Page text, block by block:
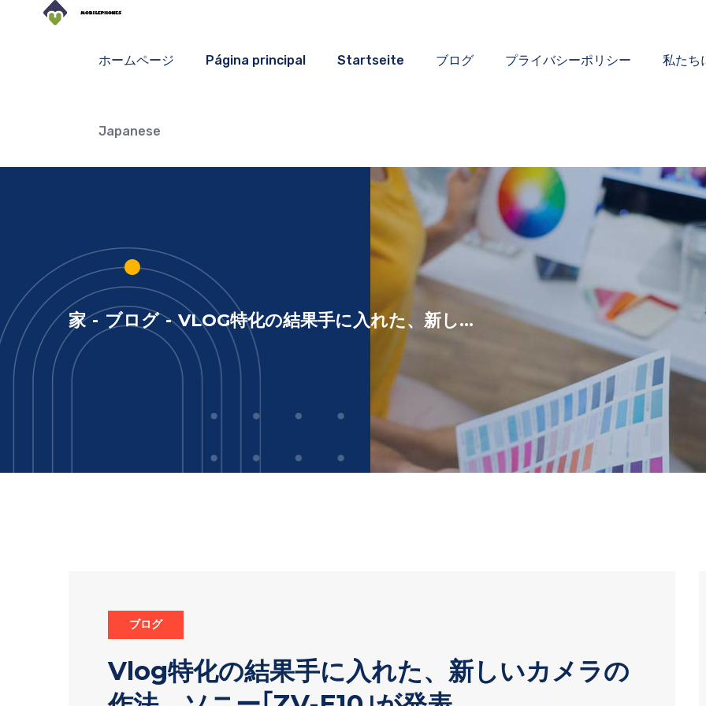
ホームページ Página principal Startseite ブログ プライバシーポリシー 私たち
Japanese
家 - ブログ - VLOG特化の結果手に入れた、新し...
ブログ
Vlog特化の結果手に入れた、新しいカメラの